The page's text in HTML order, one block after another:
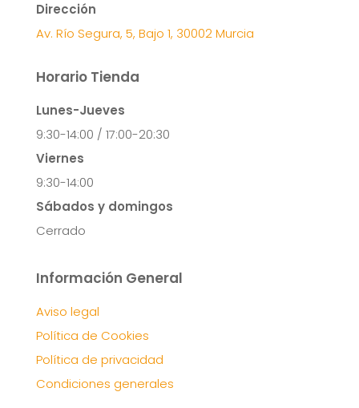
Dirección
Av. Río Segura, 5, Bajo 1, 30002 Murcia
Horario Tienda
Lunes-Jueves
9:30-14:00 / 17:00-20:30
Viernes
9:30-14:00
Sábados y domingos
Cerrado
Información General
Aviso legal
Política de Cookies
Política de privacidad
Condiciones generales